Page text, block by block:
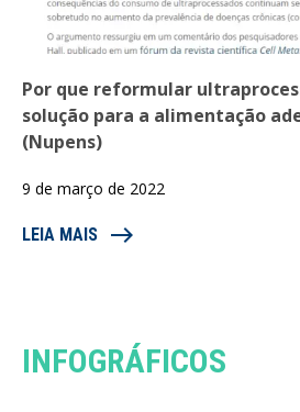
Por que reformular
solução para a alimentação
(Nupens)
9 de março de 2022
LEIA MAIS east
INFOGRÁFICOS